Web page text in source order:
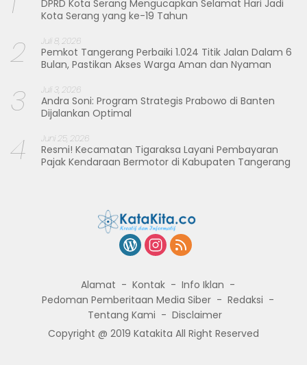
DPRD Kota Serang Mengucapkan Selamat Hari Jadi
Kota Serang yang ke-19 Tahun
2 Juli 8, 2026
Pemkot Tangerang Perbaiki 1.024 Titik Jalan Dalam 6
Bulan, Pastikan Akses Warga Aman dan Nyaman
3 Juli 3, 2026
Andra Soni: Program Strategis Prabowo di Banten
Dijalankan Optimal
4 Juni 25, 2026
Resmi! Kecamatan Tigaraksa Layani Pembayaran
Pajak Kendaraan Bermotor di Kabupaten Tangerang
Alamat Kontak
Info Iklan
Pedoman Pemberitaan Media Siber
Redaksi
Tentang Kami
Disclaimer
Copyright @ 2019 Katakita All Right Reserved